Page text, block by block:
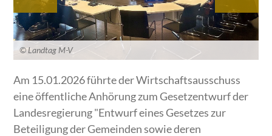
© Landtag M-V
Am 15.01.2026 führte der Wirtschaftsausschuss
eine öffentliche Anhörung zum Gesetzentwurf der
Landesregierung "Entwurf eines Gesetzes zur
Beteiligung der Gemeinden sowie deren